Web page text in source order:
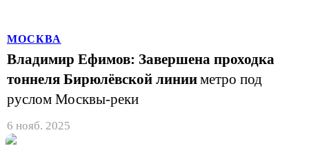
МОСКВА
Владимир Ефимов: Завершена проходка
тоннеля Бирюлёвской линииметро под
руслом Москвы-реки
6 нояб. 2025